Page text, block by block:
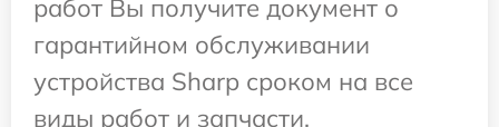
работ Вы получите документ о
гарантийном обслуживании
устройства Sharp сроком на все
виды работ и запчасти.